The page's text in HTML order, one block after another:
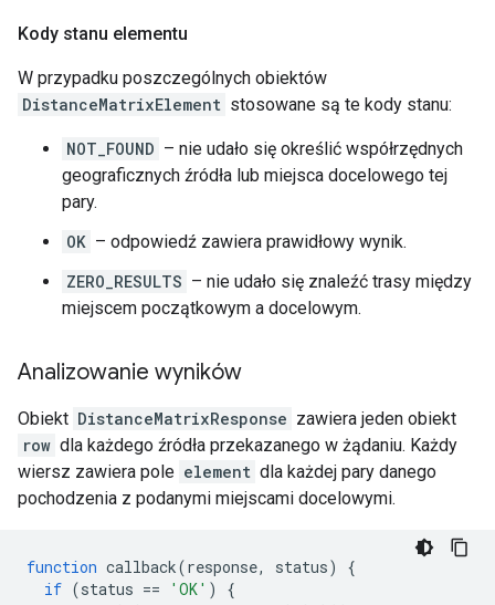
Kody stanu elementu
W przypadku poszczególnych obiektów
DistanceMatrixElement stosowane są te kody stanu:
NOT_FOUND – nie udało się określić współrzędnych
geograficznych źródła lub miejsca docelowego tej
pary.
OK – odpowiedź zawiera prawidłowy wynik.
ZERO_RESULTS – nie udało się znaleźć trasy między
miejscem początkowym a docelowym.
Analizowanie wyników
Obiekt DistanceMatrixResponse zawiera jeden obiekt
row dla każdego źródła przekazanego w żądaniu. Każdy
wiersz zawiera pole element dla każdej pary danego
pochodzenia z podanymi miejscami docelowymi.
function callback(response, status)
{
if (status == 'OK' )
{